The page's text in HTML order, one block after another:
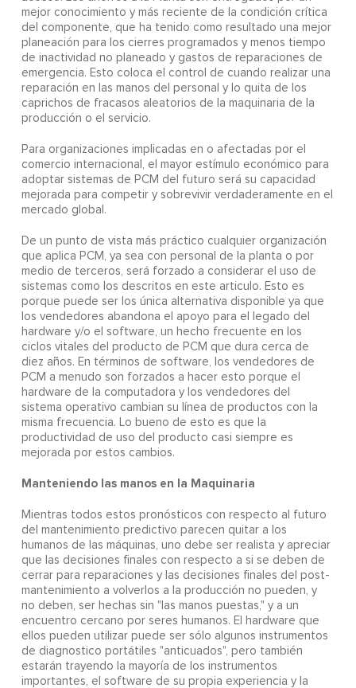
mejor conocimiento y más reciente de la condición crítica
del componente, que ha tenido como resultado una mejor
planeación para los cierres programados y menos tiempo
de inactividad no planeado y gastos de reparaciones de
emergencia. Esto coloca el control de cuando realizar una
reparación en las manos del personal y lo quita de los
caprichos de fracasos aleatorios de la maquinaria de la
producción o el servicio.
Para organizaciones implicadas en o afectadas por el
comercio internacional, el mayor estímulo económico para
adoptar sistemas de PCM del futuro será su capacidad
mejorada para competir y sobrevivir verdaderamente en el
mercado global.
De un punto de vista más práctico cualquier organización
que aplica PCM, ya sea con personal de la planta o por
medio de terceros, será forzado a considerar el uso de
sistemas como los descritos en este articulo. Esto es
porque puede ser los única alternativa disponible ya que
los vendedores abandona el apoyo para el legado del
hardware y/o el software, un hecho frecuente en los
ciclos vitales del producto de PCM que dura cerca de
diez años. En términos de software, los vendedores de
PCM a menudo son forzados a hacer esto porque el
hardware de la computadora y los vendedores del
sistema operativo cambian su línea de productos con la
misma frecuencia. Lo bueno de esto es que la
productividad de uso del producto casi siempre es
mejorada por estos cambios.
Manteniendo las manos en la Maquinaria
Mientras todos estos pronósticos con respecto al futuro
del mantenimiento predictivo parecen quitar a los
humanos de las máquinas, uno debe ser realista y apreciar
que las decisiones finales con respecto a si se deben de
cerrar para reparaciones y las decisiones finales del post-
mantenimiento a volverlos a la producción no pueden, y
no deben, ser hechas sin "las manos puestas," y a un
encuentro cercano por seres humanos. El hardware que
ellos pueden utilizar puede ser sólo algunos instrumentos
de diagnostico portátiles "anticuados", pero también
estarán trayendo la mayoría de los instrumentos
importantes, el software de su propia experiencia y la